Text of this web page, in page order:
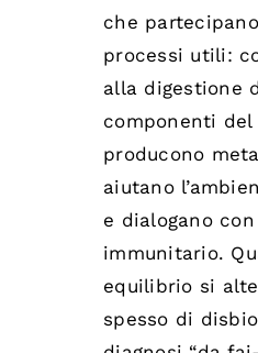
che
processi utili:
alla digestione
componenti del
producono
aiutano
e dialogano
immunitario.
equilibrio si
spesso di